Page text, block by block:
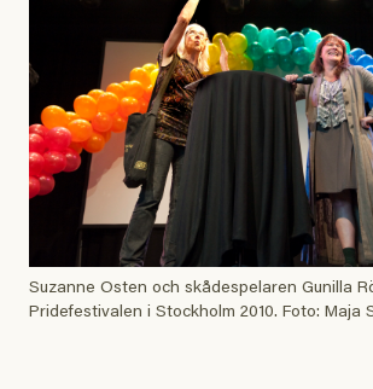
Suzanne Osten och skådespelaren Gunilla
Pridefestivalen i Stockholm 2010. Foto: Maja